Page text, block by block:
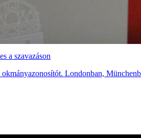
a szavazáson
Londonban,